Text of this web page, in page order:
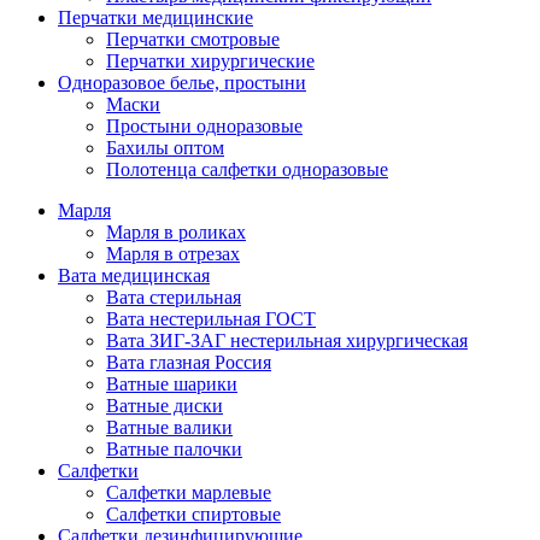
Перчатки медицинские
Перчатки смотровые
Перчатки хирургические
Одноразовое белье, простыни
Маски
Простыни одноразовые
Бахилы оптом
Полотенца салфетки одноразовые
Марля
Марля в роликах
Марля в отрезах
Вата медицинская
Вата стерильная
Вата нестерильная ГОСТ
Вата ЗИГ-ЗАГ нестерильная хирургическая
Вата глазная Россия
Ватные шарики
Ватные диски
Ватные валики
Ватные палочки
Салфетки
Салфетки марлевые
Салфетки спиртовые
Салфетки дезинфицирующие